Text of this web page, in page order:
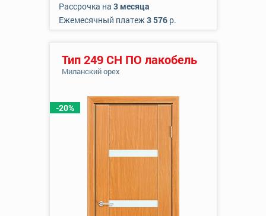
Рассрочка на 3 месяца
Ежемесячный платеж3 576р.
-20%
Тип 249 СН ПО лакобель
Миланский орех